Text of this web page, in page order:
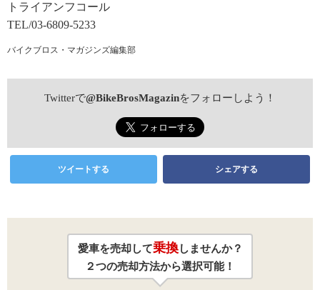
トライアンフコール
TEL/03-6809-5233
バイクブロス・マガジンズ編集部
Twitterで@BikeBrosMagazinをフォローしよう！
ツイートする シェアする
愛車を売却して乗換しませんか？
２つの売却方法から選択可能！